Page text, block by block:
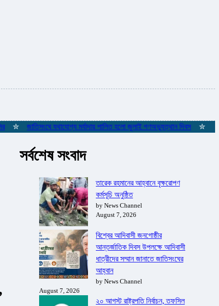
জাতিসংঘে যথাযোগ্য মর্যাদায় পালিত হলো জুলাই গণঅভ্যুত্থান দিবস ✮
সর্বশেষ সংবাদ
তারেক রহমানের আহ্বানে বৃক্ষরোপণ
কর্মসূচি অনুষ্ঠিত
by News Channel
August 7, 2026
বিশ্বের আদিবাসী জনগোষ্ঠীর
আন্তর্জাতিক দিবস উপলক্ষে আদিবাসী
ধাত্রীদের সম্মান জানাতে জাতিসংঘের
আহ্বান
by News Channel
August 7, 2026
২০ আগস্ট রাষ্ট্রপতি নির্বাচন, তফসিল